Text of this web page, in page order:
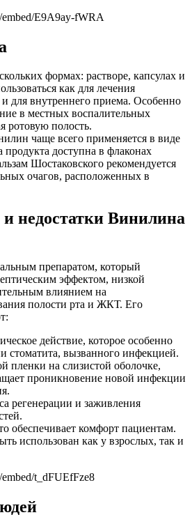
E9A9ay-fWRA
формах: растворе, капсулах и
как для лечения
для внутреннего приема. Особенно
в местных воспалительных
ротовую полость.
чаще всего применяется в виде
доступна в флаконах
Шостаковского рекомендуется
очагов, расположенных в
недостатки Винилина
препаратом, который
эффектом, низкой
влиянием на
полости рта и ЖКТ. Его
действие, которое особенно
стоматита, вызванного инфекцией.
пленки на слизистой оболочке,
проникновение новой инфекции
регенерации и заживления
обеспечивает комфорт пациентам.
использован как у взрослых, так и
t_dFUEfFze8